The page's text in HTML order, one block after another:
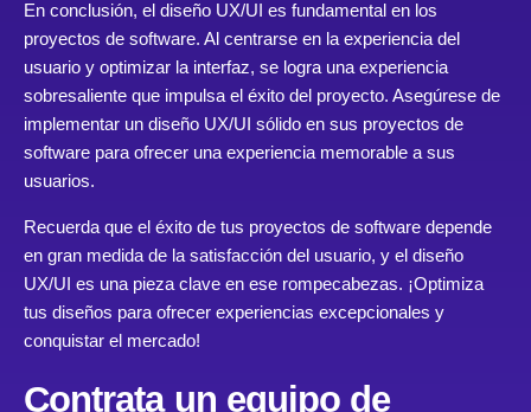
En conclusión, el diseño UX/UI es fundamental en los
proyectos de software. Al centrarse en la experiencia del
usuario y optimizar la interfaz, se logra una experiencia
sobresaliente que impulsa el éxito del proyecto. Asegúrese de
implementar un diseño UX/UI sólido en sus proyectos de
software para ofrecer una experiencia memorable a sus
usuarios.
Recuerda que el éxito de tus proyectos de software depende
en gran medida de la satisfacción del usuario, y el diseño
UX/UI es una pieza clave en ese rompecabezas. ¡Optimiza
tus diseños para ofrecer experiencias excepcionales y
conquistar el mercado!
Contrata un equipo de